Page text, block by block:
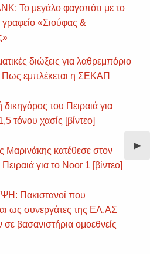
▶︎
Το μεγάλο φαγοπότι με το
γραφείο «Σιούφας &
διώξεις για λαθρεμπόριο
Πως εμπλέκεται η ΣΕΚΑΠ
του Πειραιά για
τόνου χασίς [βίντεο]
Μαρινάκης κατέθεσε στον
για το Noor 1 [βίντεο]
Πακιστανοί που
ως συνεργάτες της ΕΛ.ΑΣ
βασανιστήρια ομοεθνείς